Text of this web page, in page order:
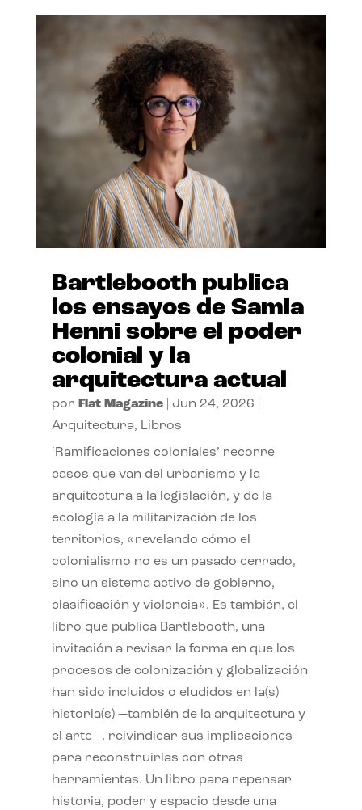
Bartlebooth publica
los ensayos de Samia
Henni sobre el poder
colonial y la
arquitectura actual
por Flat Magazine| Jun 24, 2026
Arquitectura, Libros
‘Ramificaciones coloniales’ recorre
casos que van del urbanismo y la
arquitectura a la legislación, y de la
ecología a la militarización de los
territorios, «revelando cómo el
colonialismo no es un pasado cerrado,
sino un sistema activo de gobierno,
clasificación y violencia». Es también, el
libro que publica Bartlebooth, una
invitación a revisar la forma en que los
procesos de colonización y globalización
han sido incluidos o eludidos en la(s)
historia(s) —también de la arquitectura y
el arte—, reivindicar sus implicaciones
para reconstruirlas con otras
herramientas. Un libro para repensar
historia, poder y espacio desde una